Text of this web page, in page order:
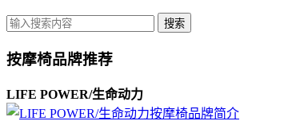
搜索
按摩椅品牌推荐
LIFE POWER/生命动力